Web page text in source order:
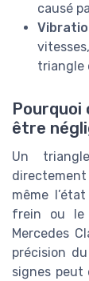
causé
triangle
Pourquoi
être
Un
même
frein ou le
Mercedes
précision
signes peut